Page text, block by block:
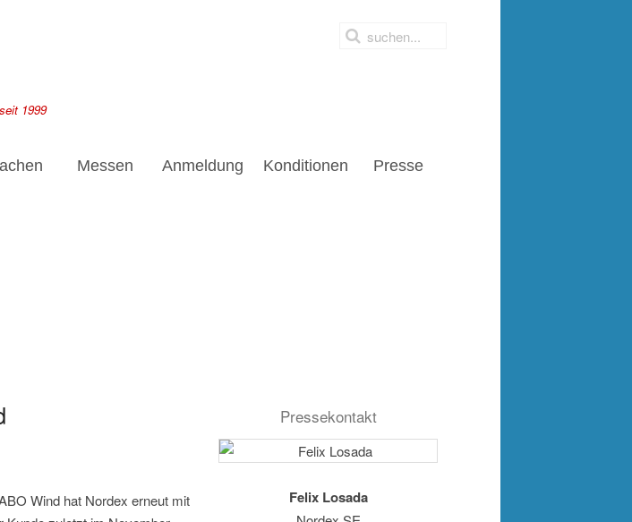
seit 1999
Messen Anmeldung Konditionen Presse
Wind hat Nordex erneut mit
Pressekontakt
Felix Losada